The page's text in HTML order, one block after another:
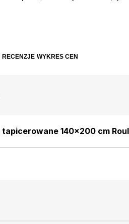
wysokie nóżki to kolejny
RECENZJE WYKRES CEN
tapicerowane 140x200 cm